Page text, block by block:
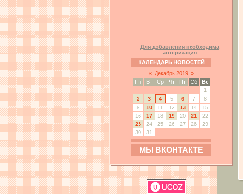
Для добавления необходима
авторизация
КАЛЕНДАРЬ НОВОСТЕЙ
« Декабрь 2019 »
Пн
Вт Ср Чт Пт Сб
Вс
1
2
3 4 5 6 7
8
9
10 11 12 13 14
15
16
17 18 19 20 21
22
23
24 25 26 27 28
29
30
31
МЫ ВКОНТАКТЕ